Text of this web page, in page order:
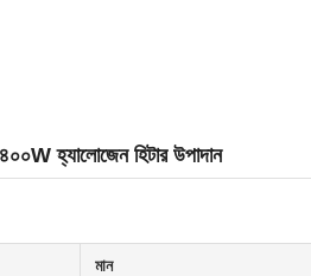
হ্যালোজেন হিটার উপাদান
মান